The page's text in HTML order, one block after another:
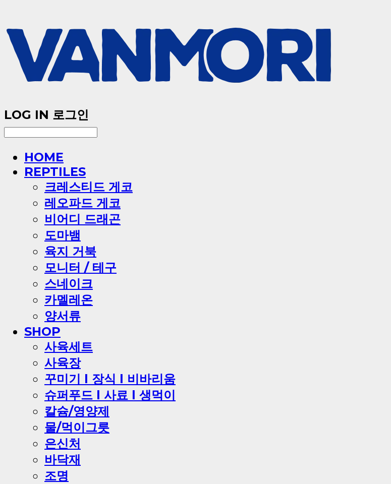
LOG IN 로그인
HOME
REPTILES
크레스티드 게코
레오파드 게코
비어디 드래곤
도마뱀
육지 거북
모니터 / 테구
스네이크
카멜레온
양서류
SHOP
사육세트
사육장
꾸미기 l 장식 l 비바리움
슈퍼푸드 l 사료 l 생먹이
칼슘/영양제
물/먹이그릇
은신처
바닥재
조명